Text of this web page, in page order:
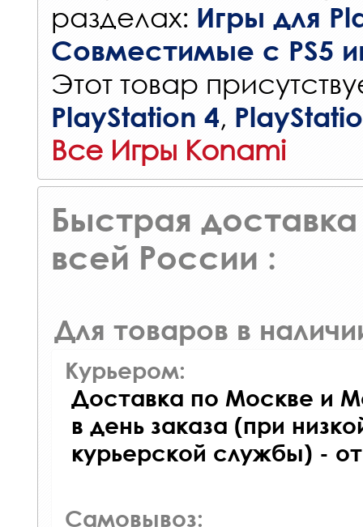
разделах: Игры для
Совместимые с PS5
Этот товар
PlayStation 4,
Все Игры Konami
Быстрая доставка
всей России :
Для товаров в
Курьером:
Доставка по Москве и
в день заказа (при
курьерской службы) -
Самовывоз: